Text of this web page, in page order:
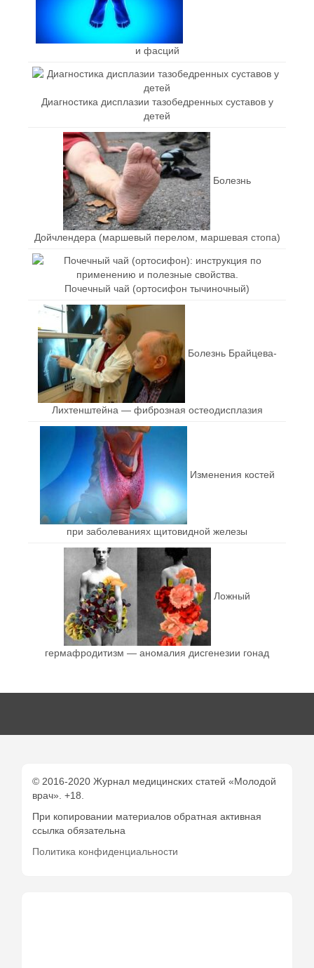
и фасций
Диагностика дисплазии тазобедренных суставов у
детей
Болезнь
Дойчлендера (маршевый перелом, маршевая стопа)
Почечный чай (ортосифон тычиночный)
Болезнь Брайцева-
Лихтенштейна — фиброзная остеодисплазия
Изменения костей
при заболеваниях щитовидной железы
Ложный
гермафродитизм — аномалия дисгенезии гонад
© 2016-2020 Журнал медицинских статей «Молодой
врач». +18.
При копировании материалов обратная активная
ссылка обязательна
Политика конфиденциальности